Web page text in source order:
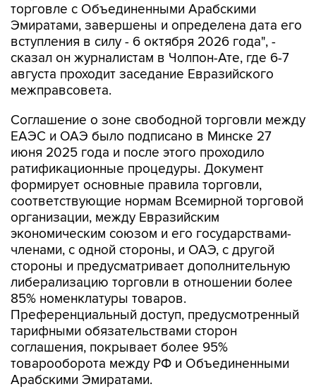
торговле с Объединенными Арабскими
Эмиратами, завершены и определена дата его
вступления в силу - 6 октября 2026 года", -
сказал он журналистам в Чолпон-Ате, где 6-7
августа проходит заседание Евразийского
межправсовета.
Соглашение о зоне свободной торговли между
ЕАЭС и ОАЭ было подписано в Минске 27
июня 2025 года и после этого проходило
ратификационные процедуры. Документ
формирует основные правила торговли,
соответствующие нормам Всемирной торговой
организации, между Евразийским
экономическим союзом и его государствами-
членами, с одной стороны, и ОАЭ, с другой
стороны и предусматривает дополнительную
либерализацию торговли в отношении более
85% номенклатуры товаров.
Преференциальный доступ, предусмотренный
тарифными обязательствами сторон
соглашения, покрывает более 95%
товарооборота между РФ и Объединенными
Арабскими Эмиратами.